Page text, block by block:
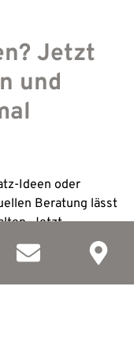
Jetzt
und
Ideen oder
Beratung lässt
Jetzt